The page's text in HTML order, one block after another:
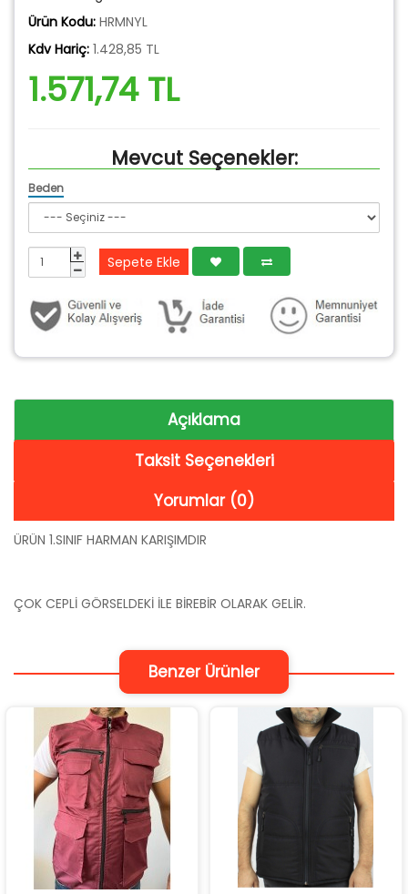
Ürün Kodu: HRMNYL
Kdv Hariç: 1.428,85 TL
1.571,74 TL
Mevcut Seçenekler:
Beden
Sepete Ekle
Açıklama
Taksit Seçenekleri
Yorumlar (0)
ÜRÜN 1.SINIF HARMAN KARIŞIMDIR
ÇOK CEPLİ GÖRSELDEKİ İLE BİREBİR OLARAK GELİR.
Benzer Ürünler